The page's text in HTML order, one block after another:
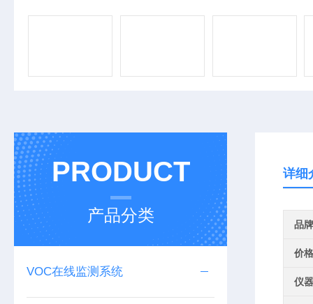
PRODUCT
产品分类
VOC在线监测系统
详细
品牌
价
仪